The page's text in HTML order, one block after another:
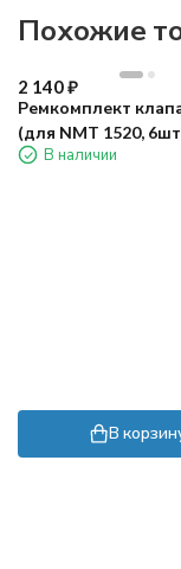
Похожие
2 140₽
Ремкомплект
(для NMT 1520,
В наличии
В